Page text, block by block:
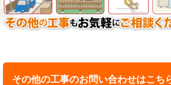
その他の工事のお問い合わせはこ